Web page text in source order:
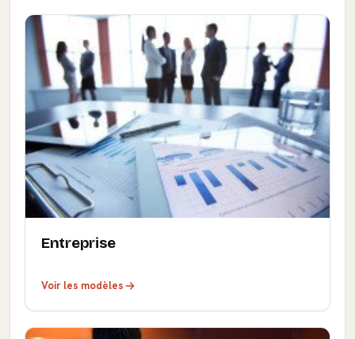
Entreprise
Voir les modèles